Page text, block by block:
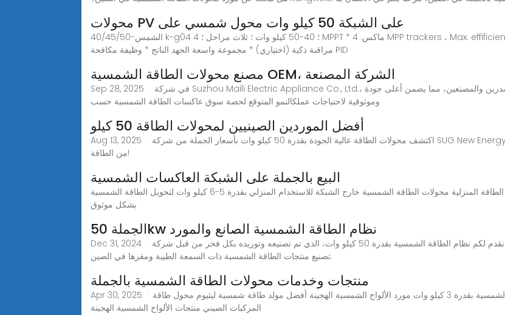
محولات PV على الشبكة 50 كيلو وات محول شمسي على
الشمس-40/45/50 k-g04 ؛ 40-50 كيلو وات ؛ ثلاث مراحل ؛ 4 MPPT * ماكس. 4 MPP trackers ، Max. effificiency تصل إلى ، من * تطبيق تصدير صفر ، تطبيق VSG * سلسلة
مراقبة ذكية (اختياري) * مجموعة واسعة الجهد الناتج * وظيفة مكافحة PID
مصنع محولات الطاقة الشمسية OEM، الشركة المصنعة
Sep 28, 2025 · في شركة Suzhou Maili Electric Appliance Co., Ltd.، نقدم محولات طاقة شمسية مخصصة ومصممة خصيصًا للمصدرين والمصنعين، مما يضمن أعلى جودة
وموثوقية لاحتياجات عملكالنمو المتوقع لحصة سوق عاكسات الطاقة الشمسية حسب
أفضل الموردين الصينيين لمحولات الطاقة 50 كيلو
Aug 13, 2025 · اكتشف محولات الطاقة عالية الجودة بقدرة 50 كيلو وات بأسعار الجملة من شركة SUG New Energy Co., Ltd. نحن مصنعك وموردك الموثوق به لجميع احتياجاتك
من الطاقة!
البيع بالجملة على الشبكة العاكسات الشمسية
محولات موثوقة بقدرة 0.8-1.6 كيلوواط خارج الشبكة لتخزين الطاقة المنزلية محولات الطاقة الشمسية خارج الشبكة للاستخدام المنزلي بقدرة 5-6 كيلو وات لتحويل الطاقة الشمسية
بشكل موثوق
الجملة 50kw نظام الطاقة الشمسية الصانع والمورد
Dec 31, 2024 · نقدم لكم نظام الطاقة الشمسية بقدرة 50 كيلو وات، الذي تم تصنيعه وتوريده بكل فخر من قبل شركة Jiujiang Xingli Beihai Composite Co., Ltd.، وهي شركة
تصنيع منتجات الطاقة الشمسية ذات السمعة الطيبة ومقرها في الصين.
منتجات وخدمات محولات الطاقة الشمسية بالجملة
Apr 30, 2025 · مصانع العاكس الشمسي 3 كيلو وات موردو محولات الطاقة الشمسية بقدرة 3 كيلو وات مورد الألواح الشمسية الهجينة أفضل مولد طاقة شمسية ليثيوم محول طاقة
المركبات الصيني منتجات الألواح الشمسية الهجينة